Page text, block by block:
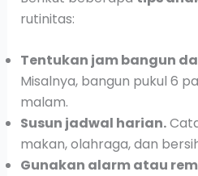
rutinitas:
Tentukan jam bangun
Misalnya, bangun pukul 6
malam.
Susun jadwal harian.
makan, olahraga, dan
Gunakan alarm atau